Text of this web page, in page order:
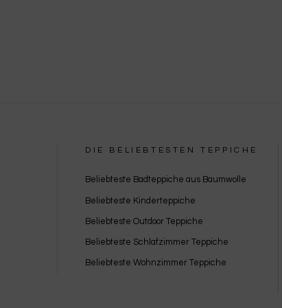
DIE BELIEBTESTEN TEPPICHE
Beliebteste Badteppiche aus Baumwolle
Beliebteste Kinderteppiche
Beliebteste Outdoor Teppiche
Beliebteste Schlafzimmer Teppiche
Beliebteste Wohnzimmer Teppiche